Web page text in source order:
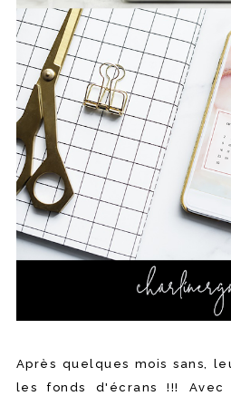
Après quelques mois sans,
les fonds d'écrans !!! Avec